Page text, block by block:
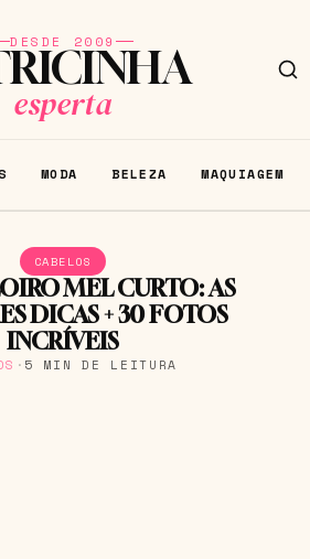
DESDE 2009
esperta
MODA BELEZA MAQUIAGEM
CABELOS
MEL CURTO: AS
DICAS + 30 FOTOS
INCRÍVEIS
· 5 MIN DE LEITURA